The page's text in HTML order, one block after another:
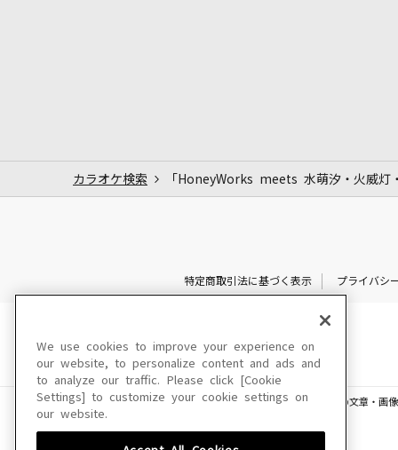
カラオケ検索 「HoneyWorks meets 水萌汐・火威灯
特定商取引法に基づく表示 プライバシ
このサイトに掲載されている一切の文章・画
We use cookies to improve your experience on
our website, to personalize content and ads and
to analyze our traffic. Please click [Cookie
Settings] to customize your cookie settings on
our website.